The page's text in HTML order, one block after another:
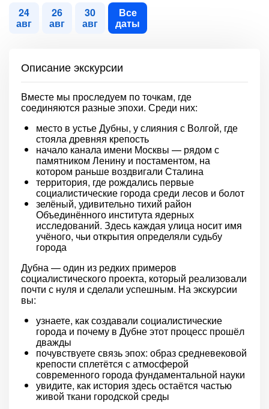
24
авг
26
авг
30
авг
Все
даты
Описание экскурсии
Вместе мы проследуем по точкам, где
соединяются разные эпохи. Среди них:
место в устье Дубны, у слияния с Волгой, где
стояла древняя крепость
начало канала имени Москвы — рядом с
памятником Ленину и постаментом, на
котором раньше воздвигали Сталина
территория, где рождались первые
социалистические города среди лесов и болот
зелёный, удивительно тихий район
Объединённого института ядерных
исследований. Здесь каждая улица носит имя
учёного, чьи открытия определяли судьбу
города
Дубна — один из редких примеров
социалистического проекта, который реализовали
почти с нуля и сделали успешным. На экскурсии
вы:
узнаете, как создавали социалистические
города и почему в Дубне этот процесс прошёл
дважды
почувствуете связь эпох: образ средневековой
крепости сплетётся с атмосферой
современного города фундаментальной науки
увидите, как история здесь остаётся частью
живой ткани городской среды